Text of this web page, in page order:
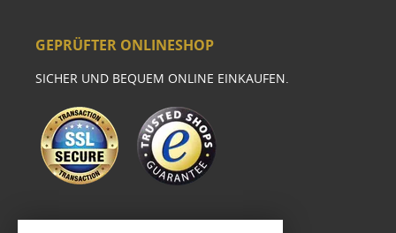
GEPRÜFTER ONLINESHOP
SICHER UND BEQUEM ONLINE EINKAUFEN.